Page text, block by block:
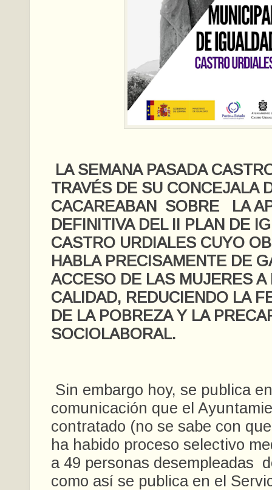
LA SEMANA PASADA
TRAVÉS DE SU CONCEJALA
CACAREABAN SOBRE LA
DEFINITIVA DEL II PLAN DE
CASTRO URDIALES CUYO
HABLA PRECISAMENTE DE
ACCESO DE LAS MUJERES A
CALIDAD, REDUCIENDO LA
DE LA POBREZA Y LA
SOCIOLABORAL.
Sin embargo hoy, se publica
comunicación que el
contratado (no se sabe con
ha habido proceso selectivo
a 49 personas desempleadas
como así se publica en el